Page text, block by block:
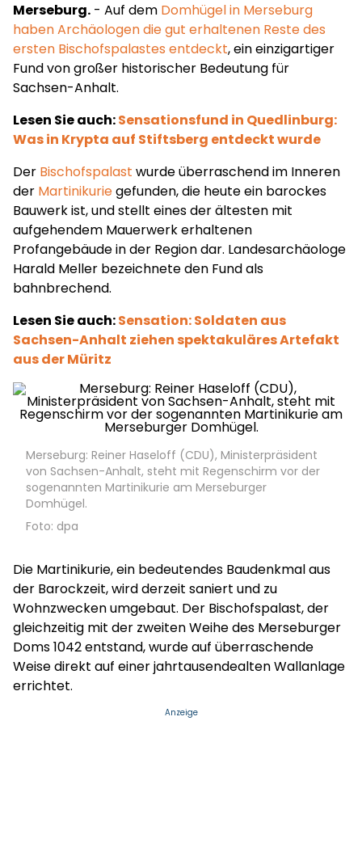
Merseburg. - Auf dem Domhügel in Merseburg
haben Archäologen die gut erhaltenen Reste des
ersten Bischofspalastes entdeckt, ein einzigartiger
Fund von großer historischer Bedeutung für
Sachsen-Anhalt.
Lesen Sie auch:Sensationsfund in Quedlinburg:
Was in Krypta auf Stiftsberg entdeckt wurde
Der Bischofspalast wurde überraschend im Inneren
der Martinikuriegefunden, die heute ein barockes
Bauwerk ist, und stellt eines der ältesten mit
aufgehendem Mauerwerk erhaltenen
Profangebäude in der Region dar. Landesarchäologe
Harald Meller bezeichnete den Fund als
bahnbrechend.
Lesen Sie auch:Sensation: Soldaten aus
Sachsen-Anhalt ziehen spektakuläres Artefakt
aus der Müritz
Merseburg: Reiner Haseloff (CDU), Ministerpräsident
von Sachsen-Anhalt, steht mit Regenschirm vor der
sogenannten Martinikurie am Merseburger
Domhügel.
Foto: dpa
Die Martinikurie, ein bedeutendes Baudenkmal aus
der Barockzeit, wird derzeit saniert und zu
Wohnzwecken umgebaut. Der Bischofspalast, der
gleichzeitig mit der zweiten Weihe des Merseburger
Doms 1042 entstand, wurde auf überraschende
Weise direkt auf einer jahrtausendealten Wallanlage
errichtet.
Anzeige